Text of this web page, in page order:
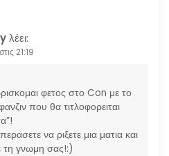
λέει:
21:19
φετος στο Con με το
που θα τιτλοφορειται
να ριξετε μια ματια και
τη γνωμη σας!:)